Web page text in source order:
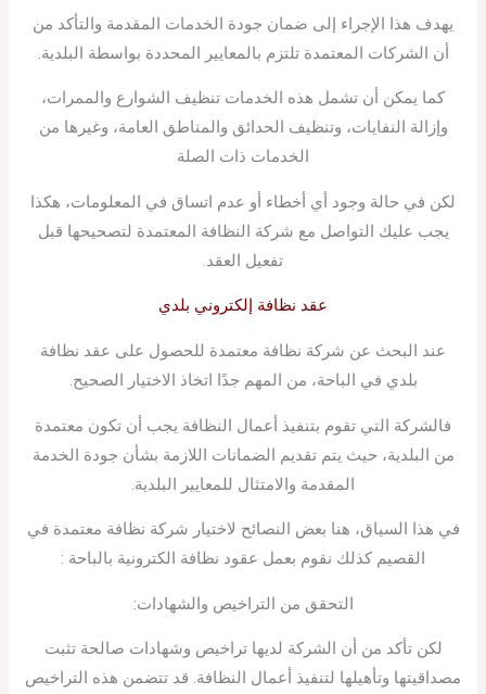
يهدف هذا الإجراء إلى ضمان جودة الخدمات المقدمة والتأكد من
أن الشركات المعتمدة تلتزم بالمعايير المحددة بواسطة البلدية.
كما يمكن أن تشمل هذه الخدمات تنظيف الشوارع والممرات،
وإزالة النفايات، وتنظيف الحدائق والمناطق العامة، وغيرها من
الخدمات ذات الصلة
لكن في حالة وجود أي أخطاء أو عدم اتساق في المعلومات، هكذا
يجب عليك التواصل مع شركة النظافة المعتمدة لتصحيحها قبل
تفعيل العقد.
عقد نظافة إلكتروني بلدي
عند البحث عن شركة نظافة معتمدة للحصول على عقد نظافة
بلدي في الباحة، من المهم جدًا اتخاذ الاختيار الصحيح.
فالشركة التي تقوم بتنفيذ أعمال النظافة يجب أن تكون معتمدة
من البلدية، حيث يتم تقديم الضمانات اللازمة بشأن جودة الخدمة
المقدمة والامتثال للمعايير البلدية.
في هذا السياق، هنا بعض النصائح لاختيار شركة نظافة معتمدة في
القصيم كذلك نقوم بعمل عقود نظافة الكترونية بالباحة :
التحقق من التراخيص والشهادات:
لكن تأكد من أن الشركة لديها تراخيص وشهادات صالحة تثبت
مصداقيتها وتأهيلها لتنفيذ أعمال النظافة. قد تتضمن هذه التراخيص